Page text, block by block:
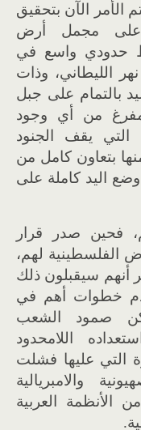
الأمر الآن بتحقيق
على مجمل أرض
حدودي واسع في
الليطاني، وذات
بالتمام على جبل
من أي وجود
يقف الجنود
بتعاون كامل من
وضع اليد كاملة على
فحين صدر قرار
الفلسطينية لهم،
أنهم سيقبلون ذلك
خطوات أهم في
صمود الشعب
اللامحدود
التي عليها فشلت
والامبريالية
الأنظمة العربية
.